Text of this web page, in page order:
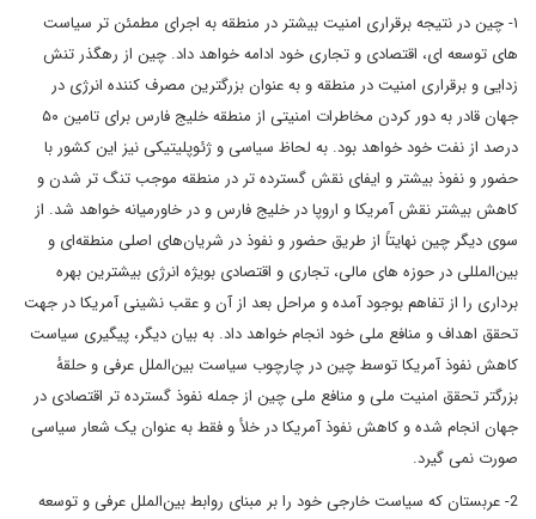
۱- چین در نتیجه برقراری امنیت بیشتر در منطقه به اجرای مطمئن تر سیاست
های توسعه ای، اقتصادی و تجاری خود ادامه خواهد داد. چین از رهگذر تنش
زدایی و برقراری امنیت در منطقه و به عنوان بزرگترین مصرف کننده انرژی در
جهان قادر به دور کردن مخاطرات امنیتی از منطقه خلیج فارس برای تامین ۵۰
درصد از نفت خود خواهد بود. به لحاظ سیاسی و ژئوپلیتیکی نیز این کشور با
حضور و نفوذ بیشتر و ایفای نقش گسترده تر در منطقه موجب تنگ تر شدن و
کاهش بیشتر نقش آمریکا و اروپا در خلیج فارس و در خاورمیانه خواهد شد. از
سوی دیگر چین نهایتاً از طریق حضور و نفوذ در شریان‌های اصلی منطقه‌ای و
بین‌المللی در حوزه های مالی، تجاری و اقتصادی بویژه انرژی بیشترین بهره
برداری را از تفاهم بوجود آمده و مراحل بعد از آن و عقب نشینی آمریکا در جهت
تحقق اهداف و منافع ملی خود انجام خواهد داد. به بیان دیگر، پیگیری سیاست
کاهش نفوذ آمریکا توسط چین در چارچوب سیاست بین‌الملل عرفی و حلقهٔ
بزرگتر تحقق امنیت ملی و منافع ملی چین از جمله نفوذ گسترده تر اقتصادی در
جهان انجام شده و کاهش نفوذ آمریکا در خلأ و فقط به عنوان یک شعار سیاسی
صورت نمی گیرد.
2- عربستان که سیاست خارجی خود را بر مبنای روابط بین‌الملل عرفی و توسعه